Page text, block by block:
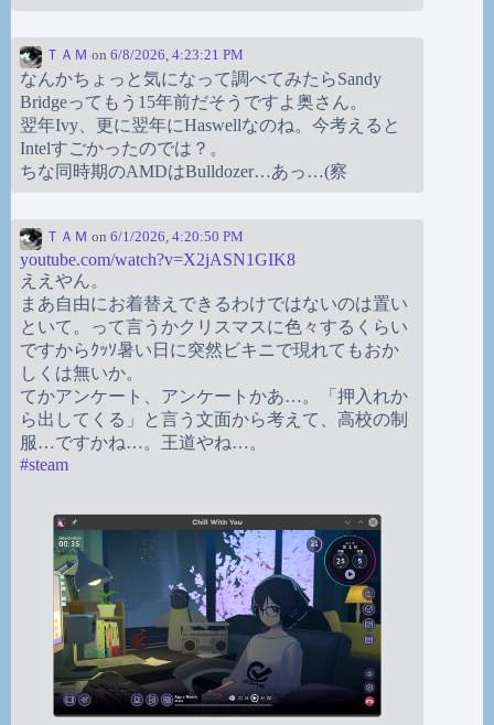
ＴＡＭ on 6/8/2026, 4:23:21 PM
なんかちょっと気になって調べてみたらSandy
Bridgeってもう15年前だそうですよ奥さん。
翌年Ivy、更に翌年にHaswellなのね。今考えると
Intelすごかったのでは？。
ちな同時期のAMDはBulldozer…あっ…(察
ＴＡＭ on 6/1/2026, 4:20:50 PM
youtube.com/watch?v=X2jASN1GIK8
ええやん。
まあ自由にお着替えできるわけではないのは置い
といて。って言うかクリスマスに色々するくらい
ですからｸｯｿ暑い日に突然ビキニで現れてもおか
しくは無いか。
てかアンケート、アンケートかあ…。「押入れか
ら出してくる」と言う文面から考えて、高校の制
服…ですかね…。王道やね…。
#steam